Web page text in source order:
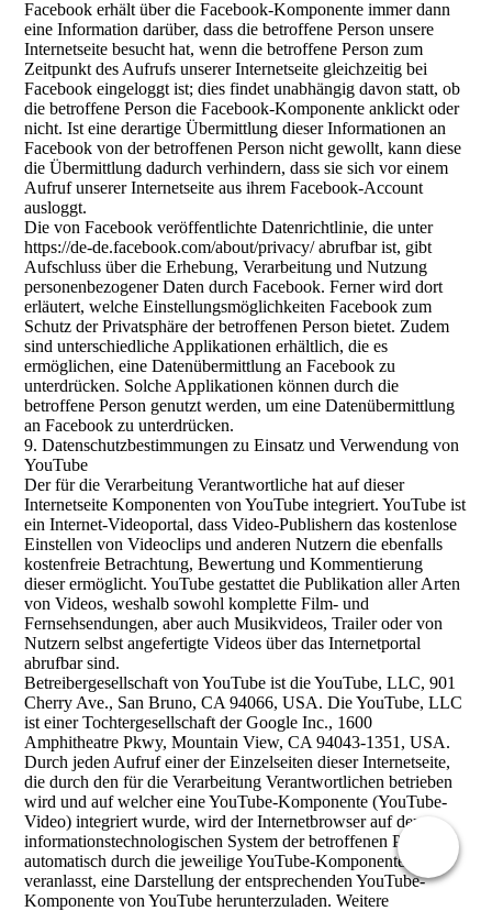
Facebook erhält über die Facebook-Komponente immer dann
eine Information darüber, dass die betroffene Person unsere
Internetseite besucht hat, wenn die betroffene Person zum
Zeitpunkt des Aufrufs unserer Internetseite gleichzeitig bei
Facebook eingeloggt ist; dies findet unabhängig davon statt, ob
die betroffene Person die Facebook-Komponente anklickt oder
nicht. Ist eine derartige Übermittlung dieser Informationen an
Facebook von der betroffenen Person nicht gewollt, kann diese
die Übermittlung dadurch verhindern, dass sie sich vor einem
Aufruf unserer Internetseite aus ihrem Facebook-Account
ausloggt.
Die von Facebook veröffentlichte Datenrichtlinie, die unter
https://de-de.facebook.com/about/privacy/ abrufbar ist, gibt
Aufschluss über die Erhebung, Verarbeitung und Nutzung
personenbezogener Daten durch Facebook. Ferner wird dort
erläutert, welche Einstellungsmöglichkeiten Facebook zum
Schutz der Privatsphäre der betroffenen Person bietet. Zudem
sind unterschiedliche Applikationen erhältlich, die es
ermöglichen, eine Datenübermittlung an Facebook zu
unterdrücken. Solche Applikationen können durch die
betroffene Person genutzt werden, um eine Datenübermittlung
an Facebook zu unterdrücken.
9. Datenschutzbestimmungen zu Einsatz und Verwendung von
YouTube
Der für die Verarbeitung Verantwortliche hat auf dieser
Internetseite Komponenten von YouTube integriert. YouTube ist
ein Internet-Videoportal, dass Video-Publishern das kostenlose
Einstellen von Videoclips und anderen Nutzern die ebenfalls
kostenfreie Betrachtung, Bewertung und Kommentierung
dieser ermöglicht. YouTube gestattet die Publikation aller Arten
von Videos, weshalb sowohl komplette Film- und
Fernsehsendungen, aber auch Musikvideos, Trailer oder von
Nutzern selbst angefertigte Videos über das Internetportal
abrufbar sind.
Betreibergesellschaft von YouTube ist die YouTube, LLC, 901
Cherry Ave., San Bruno, CA 94066, USA. Die YouTube, LLC
ist einer Tochtergesellschaft der Google Inc., 1600
Amphitheatre Pkwy, Mountain View, CA 94043-1351, USA.
Durch jeden Aufruf einer der Einzelseiten dieser Internetseite,
die durch den für die Verarbeitung Verantwortlichen betrieben
wird und auf welcher eine YouTube-Komponente (YouTube-
Video) integriert wurde, wird der Internetbrowser auf dem
informationstechnologischen System der betroffenen Person
automatisch durch die jeweilige YouTube-Komponente
veranlasst, eine Darstellung der entsprechenden YouTube-
Komponente von YouTube herunterzuladen. Weitere